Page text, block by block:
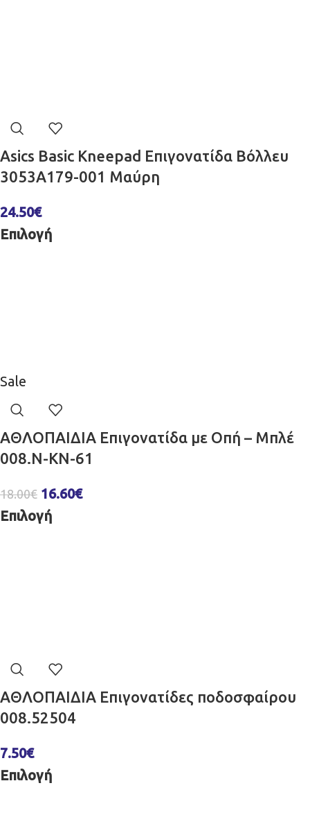
Asics Basic Kneepad Επιγονατίδα Βόλλευ
3053A179-001 Μαύρη
24.50€
Επιλογή
Sale
ΑΘΛΟΠΑΙΔΙΑ Επιγονατίδα με Οπή – Μπλέ
008.N-KN-61
18.00€ 16.60€
Επιλογή
ΑΘΛΟΠΑΙΔΙΑ Επιγονατίδες ποδοσφαίρου
008.52504
7.50€
Επιλογή